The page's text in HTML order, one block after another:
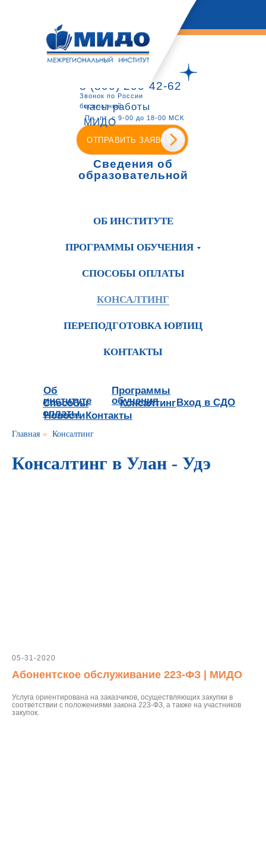
8 (800) 200-42-62
Звонок по России
бесплатный
ОТПРАВИТЬ ЗАЯВКУ
часы работы
МИДО
Пн.-пт. с 9-00 до 18-00 МСК
Сведения об
образовательной
ОБ ИНСТИТУТЕ
ПРОГРАММЫ ОБУЧЕНИЯ
СПОСОБЫ ОПЛАТЫ
КОНСАЛТИНГ
ПЕРЕПОДГОТОВКА ЮРЛИЦ
КОНТАКТЫ
Об
институте
Программы
обучения
Способы
оплаты
Консалтинг
Новости
Вход в СДО
Контакты
Главная » Консалтинг
Консалтинг в Улан - Удэ
05-31-2020
Абонентское обслуживание 223-ФЗ | МИДО
Услуга ориентирована на заказчиков, осуществляющих закупки в
соответствии с положениями закона 223-ФЗ, а также на участников
закупок.